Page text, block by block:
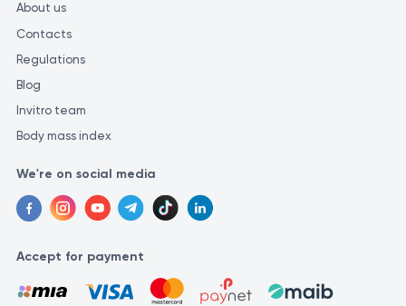
About us
Contacts
Regulations
Blog
Invitro team
Body mass index
We're on social media
Accept for payment